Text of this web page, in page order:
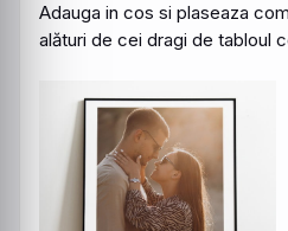
Adauga in cos si plaseaza
alături de cei dragi de tabloul